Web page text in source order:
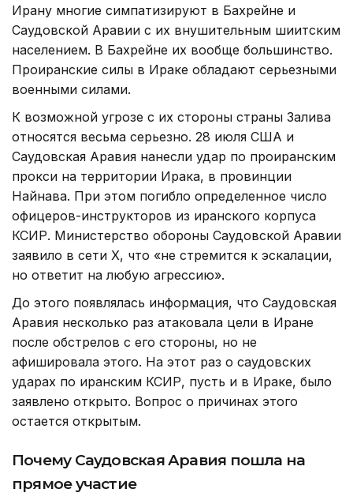
Ирану многие симпатизируют в Бахрейне и
Саудовской Аравии с их внушительным шиитским
населением. В Бахрейне их вообще большинство.
Проиранские силы в Ираке обладают серьезными
военными силами.
К возможной угрозе с их стороны страны Залива
относятся весьма серьезно. 28 июля США и
Саудовская Аравия нанесли удар по проиранским
прокси на территории Ирака, в провинции
Найнава. При этом погибло определенное число
офицеров-инструкторов из иранского корпуса
КСИР. Министерство обороны Саудовской Аравии
заявило в сети X, что «не стремится к эскалации,
но ответит на любую агрессию».
До этого появлялась информация, что Саудовская
Аравия несколько раз атаковала цели в Иране
после обстрелов с его стороны, но не
афишировала этого. На этот раз о саудовских
ударах по иранским КСИР, пусть и в Ираке, было
заявлено открыто. Вопрос о причинах этого
остается открытым.
Почему Саудовская Аравия пошла на
прямое участие